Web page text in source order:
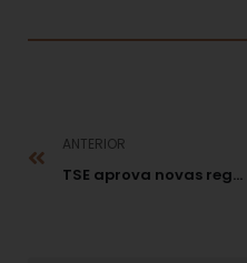
ANTERIOR
TSE aprova novas regras para eleições de outubro